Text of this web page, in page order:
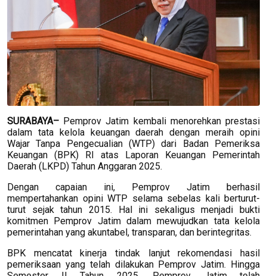
SURABAYA– Pemprov Jatim kembali menorehkan prestasi
dalam tata kelola keuangan daerah dengan meraih opini
Wajar Tanpa Pengecualian (WTP) dari Badan Pemeriksa
Keuangan (BPK) RI atas Laporan Keuangan Pemerintah
Daerah (LKPD) Tahun Anggaran 2025.
Dengan capaian ini, Pemprov Jatim berhasil
mempertahankan opini WTP selama sebelas kali berturut-
turut sejak tahun 2015. Hal ini sekaligus menjadi bukti
komitmen Pemprov Jatim dalam mewujudkan tata kelola
pemerintahan yang akuntabel, transparan, dan berintegritas.
BPK mencatat kinerja tindak lanjut rekomendasi hasil
pemeriksaan yang telah dilakukan Pemprov Jatim. Hingga